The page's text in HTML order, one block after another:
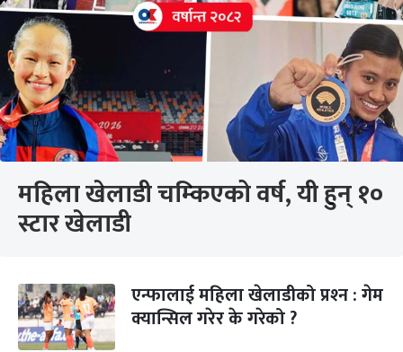
महिला खेलाडी चम्किएको वर्ष, यी हुन् १०
स्टार खेलाडी
एन्फालाई महिला खेलाडीको प्रश्‍न : गेम
क्यान्सिल गरेर के गरेको ?